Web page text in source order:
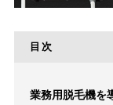
目次
業務用脱毛機を